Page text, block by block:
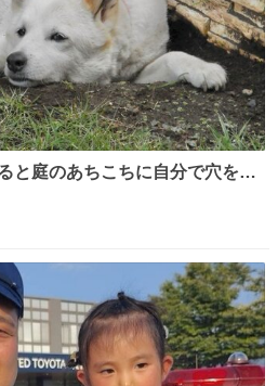
と庭のあちこちに自分で穴を掘
ぎ氏がちゃっかり中に入る事も
保護者のようにただ見ていた。